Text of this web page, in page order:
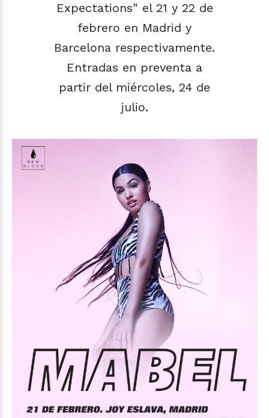
Expectations" el 21 y 22 de
febrero en Madrid y
Barcelona respectivamente.
Entradas en preventa a
partir del miércoles, 24 de
julio.